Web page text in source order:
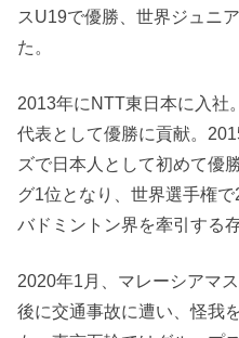
スU19で優勝、世界ジュニ
た。
2013年にNTT東日本に入社
代表として優勝に貢献。
ズで日本人として初めて優
グ1位となり、世界選手権
バドミントン界を牽引する
2020年1月、マレーシアマ
後に交通事故に遭い、怪我